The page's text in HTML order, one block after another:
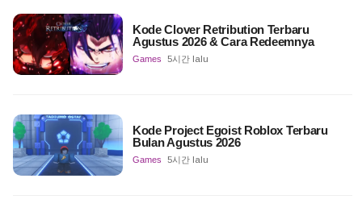
Kode Clover Retribution Terbaru
Agustus 2026 & Cara Redeemnya
Games 5시간 lalu
Kode Project Egoist Roblox Terbaru
Bulan Agustus 2026
Games 5시간 lalu